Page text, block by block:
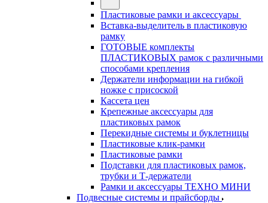
Пластиковые рамки и аксессуары
Вставка-выделитель в пластиковую
рамку
ГОТОВЫЕ комплекты
ПЛАСТИКОВЫХ рамок с различными
способами крепления
Держатели информации на гибкой
ножке с присоской
Кассета цен
Крепежные аксессуары для
пластиковых рамок
Перекидные системы и буклетницы
Пластиковые клик-рамки
Пластиковые рамки
Подставки для пластиковых рамок,
трубки и Т-держатели
Рамки и аксессуары ТЕХНО МИНИ
Подвесные системы и прайсборды